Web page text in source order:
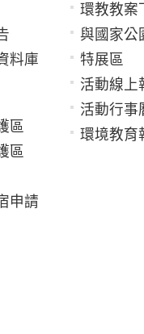
料庫
區
區
申請
環教教案
與國家公
特展區
活動線上
活動行事
環境教育